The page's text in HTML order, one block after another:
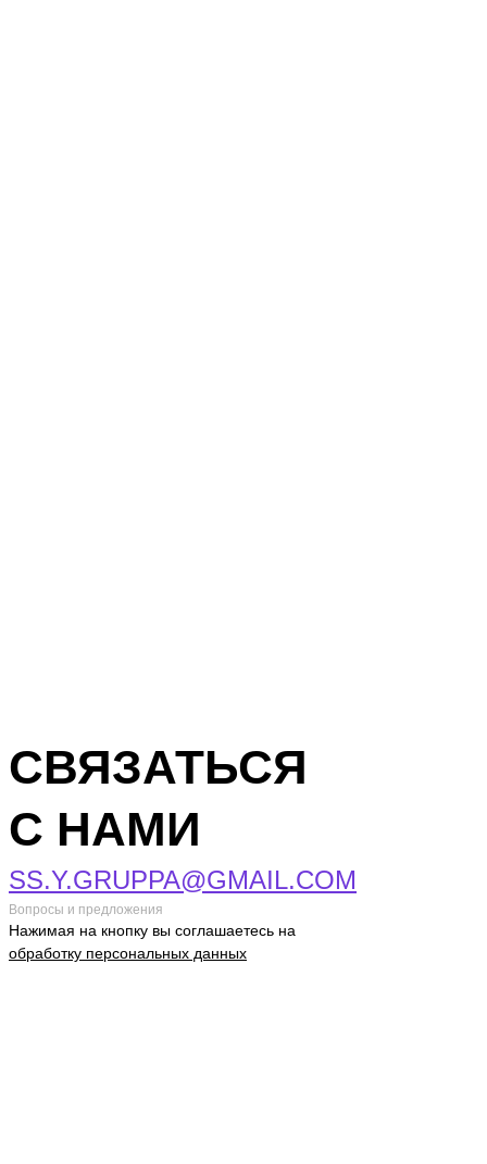
СВЯЗАТЬСЯ
С НАМИ
SS.Y.GRUPPA@GMAIL.COM
Вопросы и предложения
Нажимая на кнопку вы соглашаетесь на
обработку персональных данных